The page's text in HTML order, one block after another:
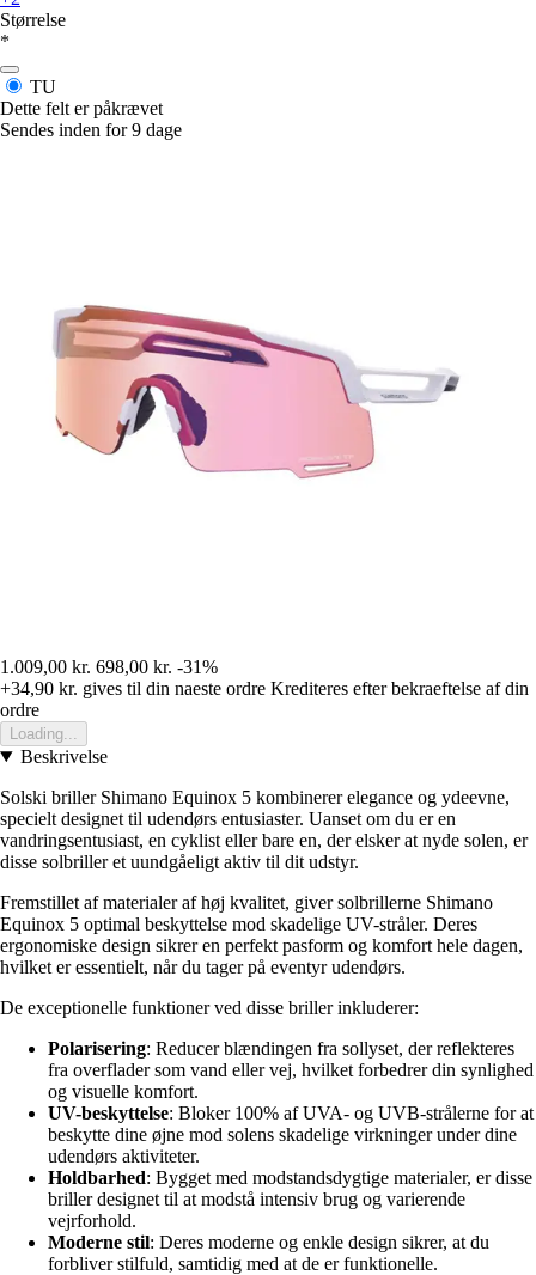
Størrelse
*
TU
Dette felt er påkrævet
Sendes inden for 9 dage
1.009,00 kr. 698,00 kr. -31%
+34,90 kr. gives til din naeste ordre Krediteres efter bekraeftelse af din
ordre
Loading...
Beskrivelse
Solski briller Shimano Equinox 5 kombinerer elegance og ydeevne,
specielt designet til udendørs entusiaster. Uanset om du er en
vandringsentusiast, en cyklist eller bare en, der elsker at nyde solen, er
disse solbriller et uundgåeligt aktiv til dit udstyr.
Fremstillet af materialer af høj kvalitet, giver solbrillerne Shimano
Equinox 5 optimal beskyttelse mod skadelige UV-stråler. Deres
ergonomiske design sikrer en perfekt pasform og komfort hele dagen,
hvilket er essentielt, når du tager på eventyr udendørs.
De exceptionelle funktioner ved disse briller inkluderer:
Polarisering: Reducer blændingen fra sollyset, der reflekteres
fra overflader som vand eller vej, hvilket forbedrer din synlighed
og visuelle komfort.
UV-beskyttelse: Bloker 100% af UVA- og UVB-strålerne for at
beskytte dine øjne mod solens skadelige virkninger under dine
udendørs aktiviteter.
Holdbarhed: Bygget med modstandsdygtige materialer, er disse
briller designet til at modstå intensiv brug og varierende
vejrforhold.
Moderne stil: Deres moderne og enkle design sikrer, at du
forbliver stilfuld, samtidig med at de er funktionelle.